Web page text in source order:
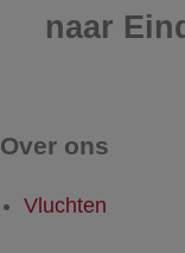
naar
Over ons
Vluchten